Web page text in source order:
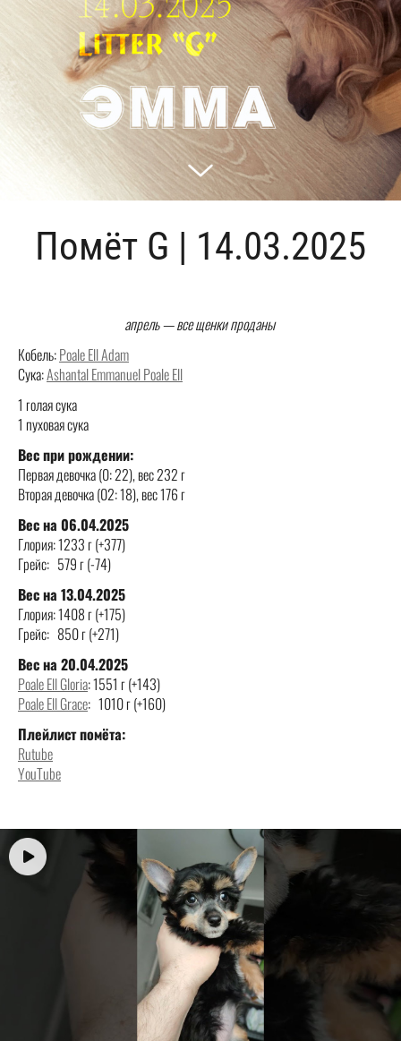
Помёт G | 14.03.2025
апрель — все щенки проданы
Кобель:Poale Ell Adam
Сука:Ashantal Emmanuel Poale Ell
1 голая сука
1 пуховая сука
Вес при рождении:
Первая девочка (0: 22), вес 232 г
Вторая девочка (02: 18), вес 176 г
Вес на 06.04.2025
Глория: 1233 г (+377)
Грейс: 579 г (-74)
Вес на 13.04.2025
Глория: 1408 г (+175)
Грейс: 850 г (+271)
Вес на 20.04.2025
Poale Ell Gloria: 1551 г (+143)
Poale Ell Grace: 1010 г (+160)
Плейлист помёта:
Rutube
YouTube